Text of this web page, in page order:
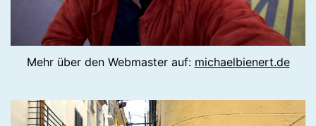
Mehr über den Webmaster auf: michaelbienert.de